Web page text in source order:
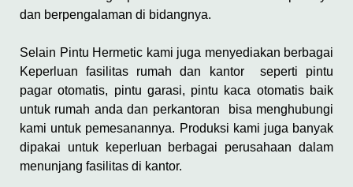
dan berpengalaman di bidangnya.
Selain Pintu Hermetic kami juga menyediakan berbagai
Keperluan fasilitas rumah dan kantor seperti pintu
pagar otomatis, pintu garasi, pintu kaca otomatis baik
untuk rumah anda dan perkantoran bisa menghubungi
kami untuk pemesanannya. Produksi kami juga banyak
dipakai untuk keperluan berbagai perusahaan dalam
menunjang fasilitas di kantor.